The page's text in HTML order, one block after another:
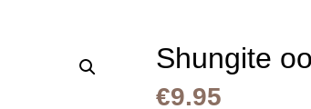
Shungite
€9.95